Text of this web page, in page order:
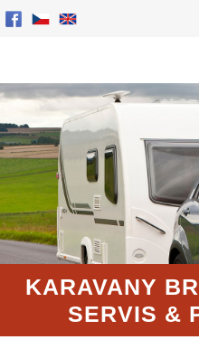
KARAVANY
SERVIS &